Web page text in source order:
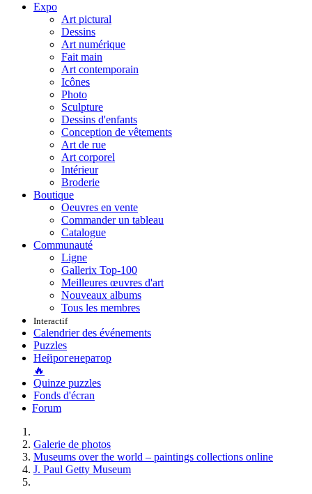
Expo
Art pictural
Dessins
Art numérique
Fait main
Art contemporain
Icônes
Photo
Sculpture
Dessins d'enfants
Conception de vêtements
Art de rue
Art corporel
Intérieur
Broderie
Boutique
Oeuvres en vente
Commander un tableau
Catalogue
Communauté
Ligne
Gallerix Top-100
Meilleures œuvres d'art
Nouveaux albums
Tous les membres
Interactif
Calendrier des événements
Puzzles
Нейрогенератор
🔥
Quinze puzzles
Fonds d'écran
Forum
Galerie de photos
Museums over the world – paintings collections online
J. Paul Getty Museum